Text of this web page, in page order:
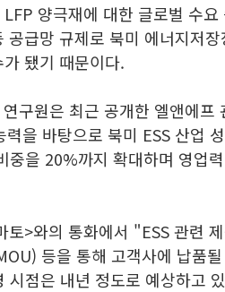
양극재에 대한 글로벌 수
공급망 규제로 북미 에너지저
됐기 때문이다.
연구원은 최근 공개한 엘앤에
을 바탕으로 북미 ESS 산업
중을 20%까지 확대하며 영업
토>와의 통화에서 "ESS 관련
등을 통해 고객사에 납품
시점은 내년 정도로 예상하고